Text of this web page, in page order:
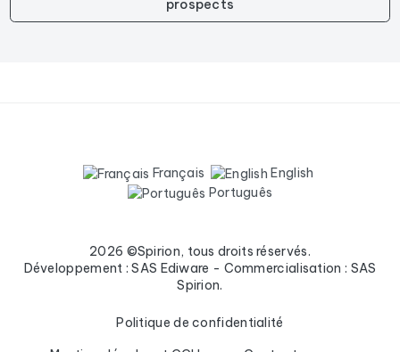
prospects
Français
English
Português
2026 ©Spirion, tous droits réservés.
Développement : SAS Ediware - Commercialisation : SAS
Spirion.
Politique de confidentialité